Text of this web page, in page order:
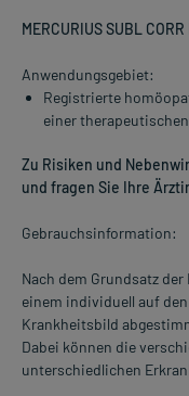
MERCURIUS SUBL CORR
Anwendungsgebiet:
Registrierte
einer
Zu Risiken und
und fragen Sie Ihre
Gebrauchsinformation:
Nach dem Grundsatz
einem individuell auf
Krankheitsbild
Dabei können die
unterschiedlichen